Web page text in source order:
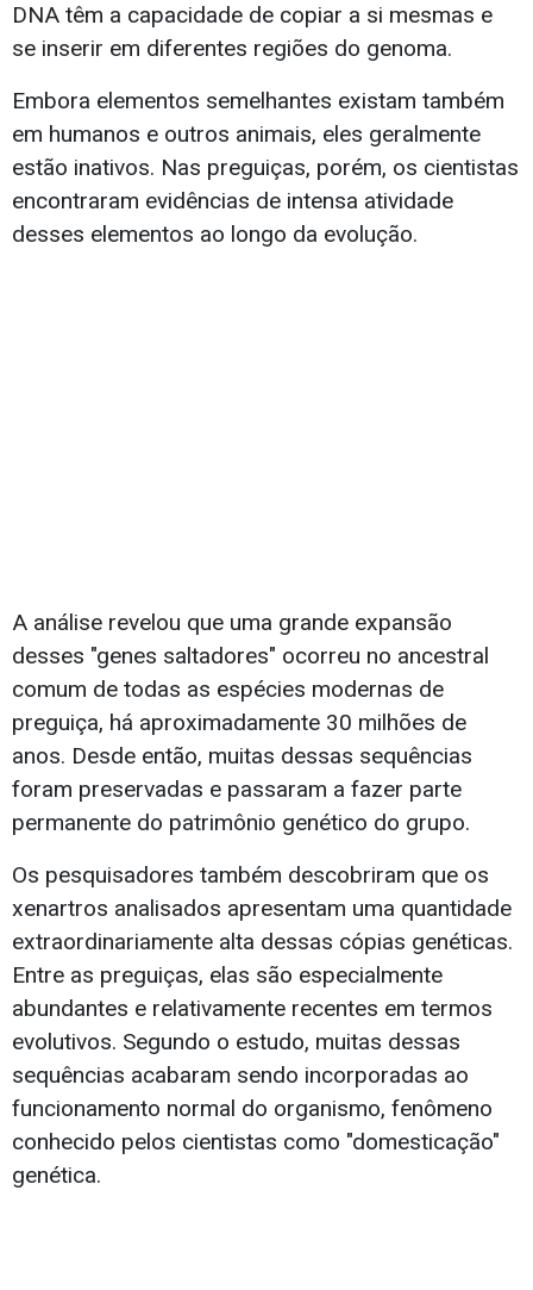
DNA têm a capacidade de copiar a si mesmas e
se inserir em diferentes regiões do genoma.
Embora elementos semelhantes existam também
em humanos e outros animais, eles geralmente
estão inativos. Nas preguiças, porém, os cientistas
encontraram evidências de intensa atividade
desses elementos ao longo da evolução.
A análise revelou que uma grande expansão
desses "genes saltadores" ocorreu no ancestral
comum de todas as espécies modernas de
preguiça, há aproximadamente 30 milhões de
anos. Desde então, muitas dessas sequências
foram preservadas e passaram a fazer parte
permanente do patrimônio genético do grupo.
Os pesquisadores também descobriram que os
xenartros analisados apresentam uma quantidade
extraordinariamente alta dessas cópias genéticas.
Entre as preguiças, elas são especialmente
abundantes e relativamente recentes em termos
evolutivos. Segundo o estudo, muitas dessas
sequências acabaram sendo incorporadas ao
funcionamento normal do organismo, fenômeno
conhecido pelos cientistas como "domesticação"
genética.